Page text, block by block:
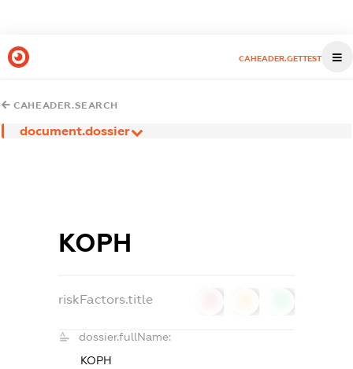
CAHEADER.GETTEST
CAHEADER.SEARCH
document.dossier
КОРН
riskFactors.title
dossier.fullName:
КОРН